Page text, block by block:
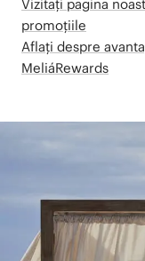
Vizitați pagina
promoțiile
Aflați despre
MeliáRewards